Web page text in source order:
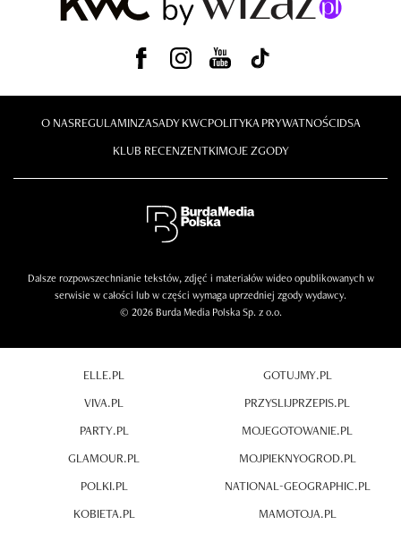
O NASREGULAMINZASADY KWCPOLITYKA PRYWATNOŚCIDSA
KLUB RECENZENTKIMOJE ZGODY
Dalsze rozpowszechnianie tekstów, zdjęć i materiałów wideo opublikowanych w
serwisie w całości lub w części wymaga uprzedniej zgody wydawcy.
© 2026 Burda Media Polska Sp. z o.o.
ELLE.PL
VIVA.PL
PARTY.PL
GLAMOUR.PL
POLKI.PL
KOBIETA.PL
GOTUJMY.PL
PRZYSLIJPRZEPIS.PL
MOJEGOTOWANIE.PL
MOJPIEKNYOGROD.PL
NATIONAL-GEOGRAPHIC.PL
MAMOTOJA.PL